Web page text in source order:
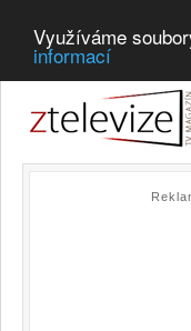
Využíváme
informací